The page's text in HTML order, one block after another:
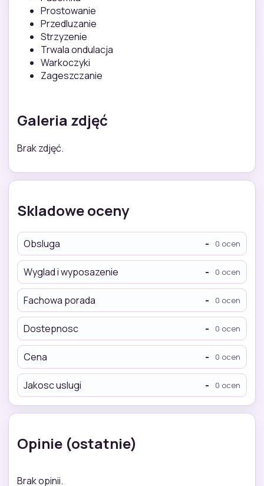
Prostowanie
Przedluzanie
Strzyzenie
Trwala ondulacja
Warkoczyki
Zageszczanie
Galeria zdjęć
Brak zdjęć.
Skladowe oceny
Obsluga - 0 ocen
Wyglad i wyposazenie - 0 ocen
Fachowa porada - 0 ocen
Dostepnosc - 0 ocen
Cena - 0 ocen
Jakosc uslugi - 0 ocen
Opinie (ostatnie)
Brak opinii.